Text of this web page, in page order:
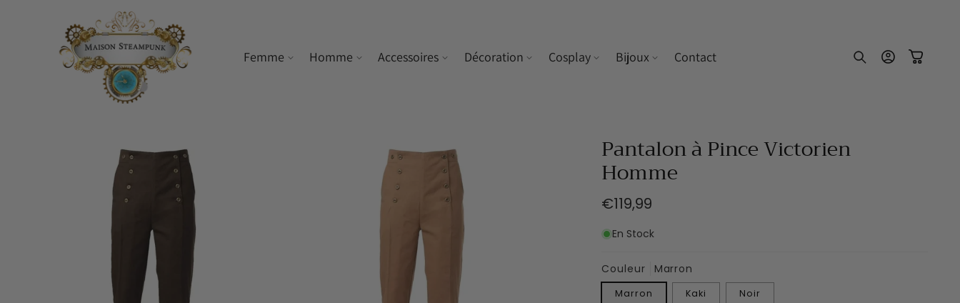
Femme Homme Accessoires Décoration Cosplay Bijoux Contact ConnexionPanier
Pantalon à Pince Victorien
Homme
Prix
€119,99
En Stock
Couleur Marron
Marron Kaki Noir